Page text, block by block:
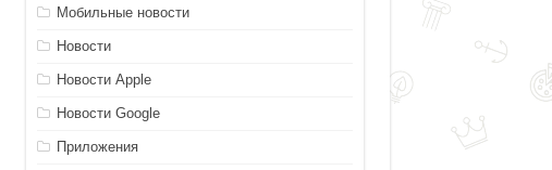
Мобильные новости
Новости
Новости Apple
Новости Google
Приложения